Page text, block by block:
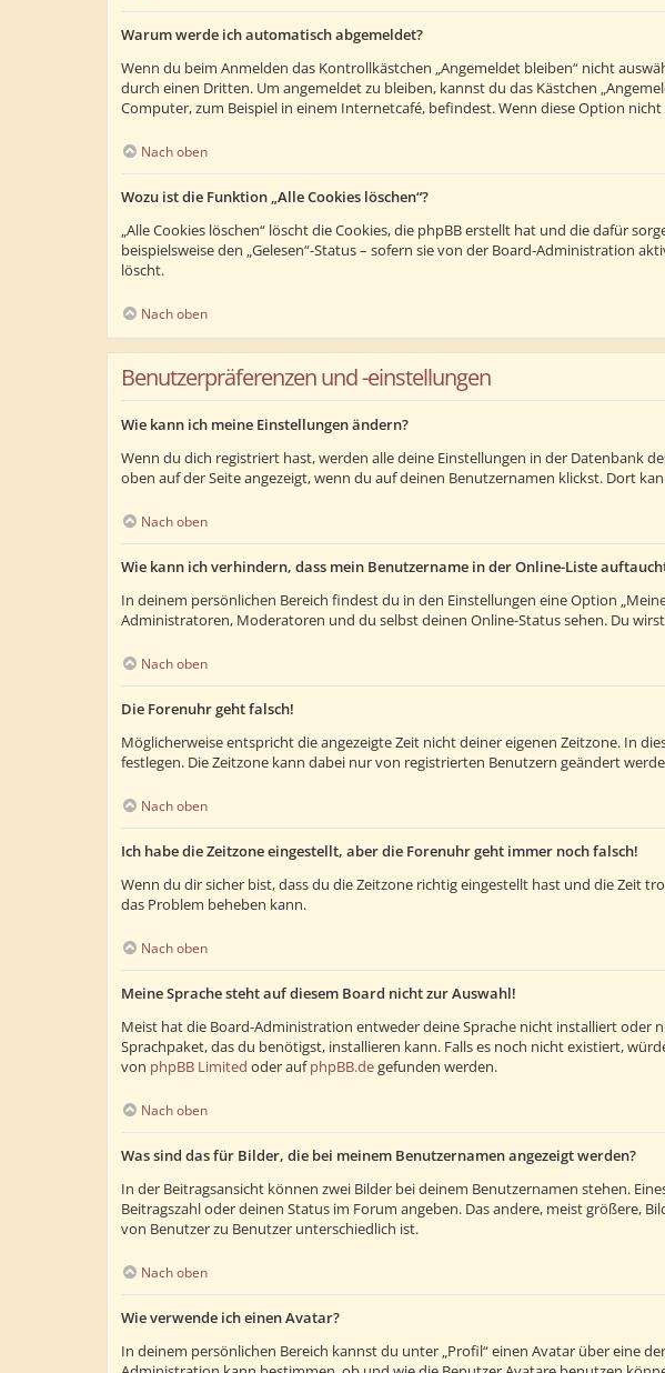
Warum werde ich automatisch abgemeldet?
Wenn du beim Anmelden das Kontrollkästchen „Angemeldet bleiben“ nicht
durch einen Dritten. Um angemeldet zu bleiben, kannst du das Kästchen
Computer, zum Beispiel in einem Internetcafé, befindest. Wenn diese Option
Nach oben
Wozu ist die Funktion „Alle Cookies löschen“?
„Alle Cookies löschen“ löscht die Cookies, die phpBB erstellt hat und die dafür
beispielsweise den „Gelesen“-Status – sofern sie von der Board-Administration
löscht.
Nach oben
Benutzerpräferenzen und -einstellungen
Wie kann ich meine Einstellungen ändern?
Wenn du dich registriert hast, werden alle deine Einstellungen in der Datenbank
oben auf der Seite angezeigt, wenn du auf deinen Benutzernamen klickst. Dort
Nach oben
Wie kann ich verhindern, dass mein Benutzername in der Online-Liste
In deinem persönlichen Bereich findest du in den Einstellungen eine Option
Administratoren, Moderatoren und du selbst deinen Online-Status sehen. Du
Nach oben
Die Forenuhr geht falsch!
Möglicherweise entspricht die angezeigte Zeit nicht deiner eigenen Zeitzone. In
festlegen. Die Zeitzone kann dabei nur von registrierten Benutzern geändert
Nach oben
Ich habe die Zeitzone eingestellt, aber die Forenuhr geht immer noch falsch!
Wenn du dir sicher bist, dass du die Zeitzone richtig eingestellt hast und die Zeit
das Problem beheben kann.
Nach oben
Meine Sprache steht auf diesem Board nicht zur Auswahl!
Meist hat die Board-Administration entweder deine Sprache nicht installiert oder
Sprachpaket, das du benötigst, installieren kann. Falls es noch nicht existiert,
von phpBB Limited oder aufphpBB.degefunden werden.
Nach oben
Was sind das für Bilder, die bei meinem Benutzernamen angezeigt werden?
In der Beitragsansicht können zwei Bilder bei deinem Benutzernamen stehen.
Beitragszahl oder deinen Status im Forum angeben. Das andere, meist größere,
von Benutzer zu Benutzer unterschiedlich ist.
Nach oben
Wie verwende ich einen Avatar?
In deinem persönlichen Bereich kannst du unter „Profil“ einen Avatar über eine